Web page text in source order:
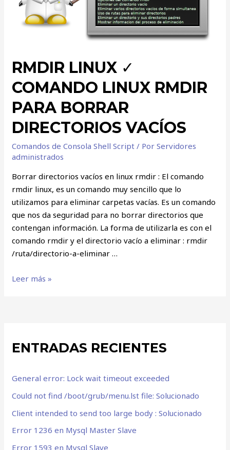
RMDIR LINUX ✓
COMANDO LINUX RMDIR
PARA BORRAR
DIRECTORIOS VACÍOS
Comandos de Consola Shell Script / PorServidores
administrados
Borrar directorios vacíos en linux rmdir : El comando
rmdir linux, es un comando muy sencillo que lo
utilizamos para eliminar carpetas vacías. Es un comando
que nos da seguridad para no borrar directorios que
contengan información. La forma de utilizarla es con el
comando rmdir y el directorio vacío a eliminar : rmdir
/ruta/directorio-a-eliminar …
Leer más »
ENTRADAS RECIENTES
General error: Lock wait timeout exceeded
Could not find /boot/grub/menu.lst file: Solucionado
Client intended to send too large body : Solucionado
Error 1236 en Mysql Master Slave
Error 1593 en Mysql Slave